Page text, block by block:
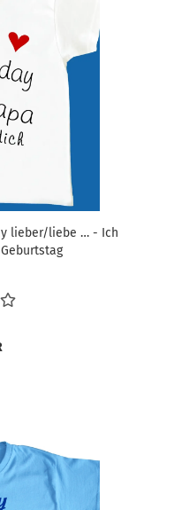
lieber/liebe … - Ich